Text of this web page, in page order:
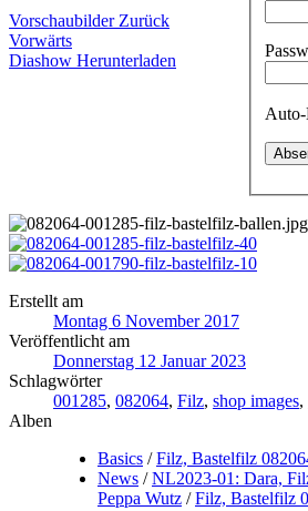
Vorschaubilder Zurück
Vorwärts
Diashow Herunterladen
Erstellt am
Montag 6 November 2017
Veröffentlicht am
Donnerstag 12 Januar 2023
Schlagwörter
001285, 082064, Filz, shop images,
Alben
Basics /Filz, Bastelfilz
News /NL2023-01: Dara,
Peppa Wutz /Filz, Bastelfilz